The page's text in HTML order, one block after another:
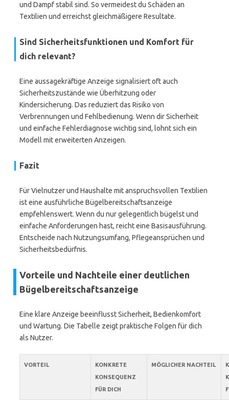
und Dampf stabil sind. So vermeidest du Schäden an
Textilien und erreichst gleichmäßigere Resultate.
Sind Sicherheitsfunktionen und Komfort für
dich relevant?
Eine aussagekräftige Anzeige signalisiert oft auch
Sicherheitszustände wie Überhitzung oder
Kindersicherung. Das reduziert das Risiko von
Verbrennungen und Fehlbedienung. Wenn dir Sicherheit
und einfache Fehlerdiagnose wichtig sind, lohnt sich ein
Modell mit erweiterten Anzeigen.
Fazit
Für Vielnutzer und Haushalte mit anspruchsvollen Textilien
ist eine ausführliche Bügelbereitschaftsanzeige
empfehlenswert. Wenn du nur gelegentlich bügelst und
einfache Anforderungen hast, reicht eine Basisausführung.
Entscheide nach Nutzungsumfang, Pflegeansprüchen und
Sicherheitsbedürfnis.
Vorteile und Nachteile einer deutlichen
Bügelbereitschaftsanzeige
Eine klare Anzeige beeinflusst Sicherheit, Bedienkomfort
und Wartung. Die Tabelle zeigt praktische Folgen für dich
als Nutzer.
VORTEIL
KONKRETE
KONSEQUENZ
FÜR DICH
MÖGLICHER NACHTEIL